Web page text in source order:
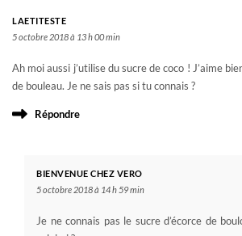
LAETITESTE
5 octobre 2018 à 13 h 00 min
Ah moi aussi j’utilise du sucre de coco ! J’aime
de bouleau. Je ne sais pas si tu connais ?
Répondre
BIENVENUE CHEZ VERO
5 octobre 2018 à 14 h 59 min
Je ne connais pas le sucre d’écorce de